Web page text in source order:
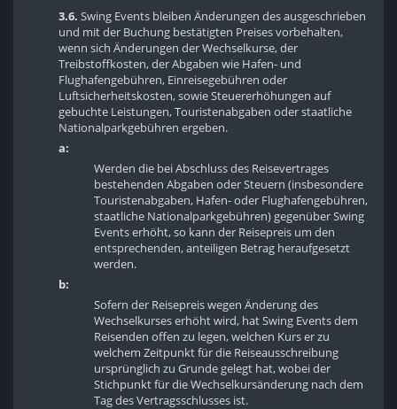
3.6. Swing Events bleiben Änderungen des ausgeschrieben
und mit der Buchung bestätigten Preises vorbehalten,
wenn sich Änderungen der Wechselkurse, der
Treibstoffkosten, der Abgaben wie Hafen- und
Flughafengebühren, Einreisegebühren oder
Luftsicherheitskosten, sowie Steuererhöhungen auf
gebuchte Leistungen, Touristenabgaben oder staatliche
Nationalparkgebühren ergeben.
a:
Werden die bei Abschluss des Reisevertrages
bestehenden Abgaben oder Steuern (insbesondere
Touristenabgaben, Hafen- oder Flughafengebühren,
staatliche Nationalparkgebühren) gegenüber Swing
Events erhöht, so kann der Reisepreis um den
entsprechenden, anteiligen Betrag heraufgesetzt
werden.
b:
Sofern der Reisepreis wegen Änderung des
Wechselkurses erhöht wird, hat Swing Events dem
Reisenden offen zu legen, welchen Kurs er zu
welchem Zeitpunkt für die Reiseausschreibung
ursprünglich zu Grunde gelegt hat, wobei der
Stichpunkt für die Wechselkursänderung nach dem
Tag des Vertragsschlusses ist.